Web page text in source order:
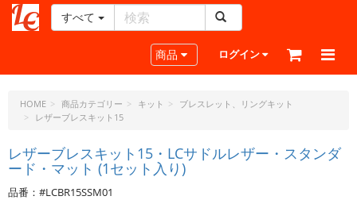
ー
ラ
フ
ド
ッ
ト・
すべて
Toggle navigation
商品 ログイン
HOME 商品カテゴリー キット
ブレスレット、リングキット
レザーブレスキット15
レザーブレスキット15・LCサドルレザー・スタンダ
ード・マット (1セット入り)
品番：#LCBR15SSM01